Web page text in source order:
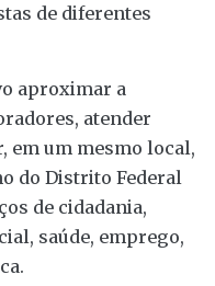
de diferentes
aproximar a
atender
em um mesmo local,
do Distrito Federal
de cidadania,
saúde, emprego,